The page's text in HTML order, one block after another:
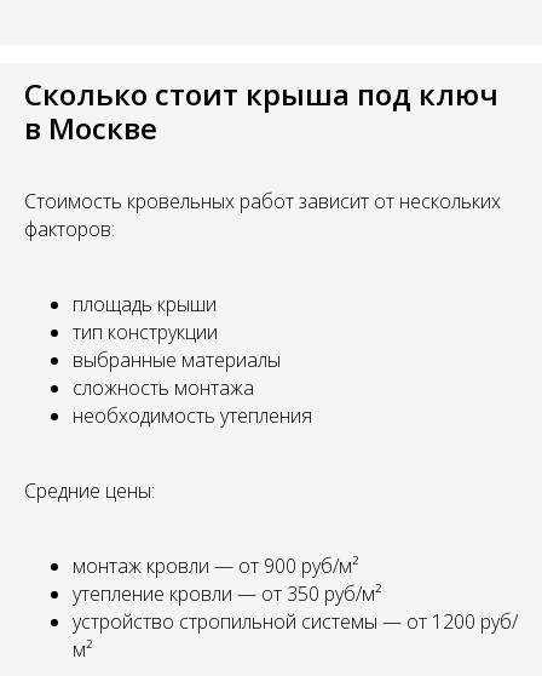
Сколько стоит крыша под ключ
в Москве
Стоимость кровельных работ зависит от нескольких
факторов:
площадь крыши
тип конструкции
выбранные материалы
сложность монтажа
необходимость утепления
Средние цены:
монтаж кровли — от 900 руб/м²
утепление кровли — от 350 руб/м²
устройство стропильной системы — от 1200 руб/
м²